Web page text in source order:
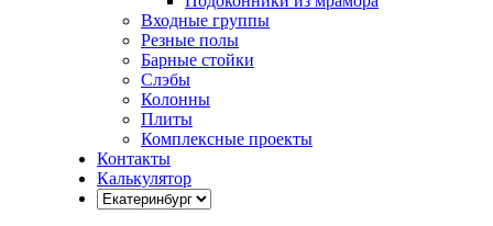
Входные группы
Резные полы
Барные стойки
Слэбы
Колонны
Плиты
Комплексные проекты
Контакты
Калькулятор